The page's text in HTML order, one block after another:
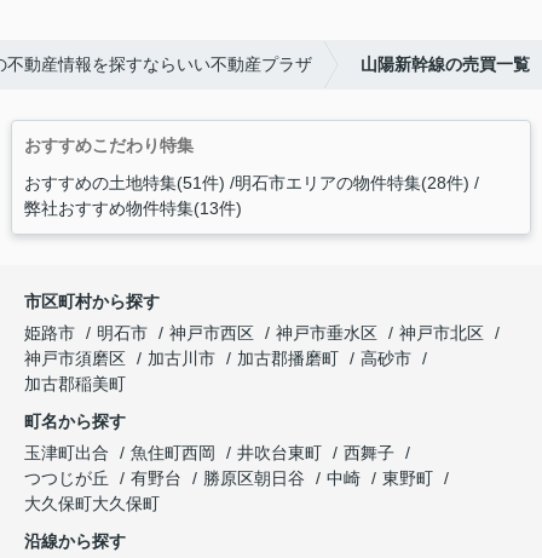
不動産情報を探すならいい不動産プラザ 山陽新幹線の売買一覧
おすすめこだわり特集
おすすめの土地特集(51件) 明石市エリアの物件特集(28件)
弊社おすすめ物件特集(13件)
市区町村から探す
姫路市
明石市 神戸市西区 神戸市垂水区
神戸市北区
神戸市須磨区
加古川市 加古郡播磨町
高砂市
加古郡稲美町
町名から探す
玉津町出合
魚住町西岡 井吹台東町
西舞子
つつじが丘
有野台 勝原区朝日谷 中崎
東野町
大久保町大久保町
沿線から探す